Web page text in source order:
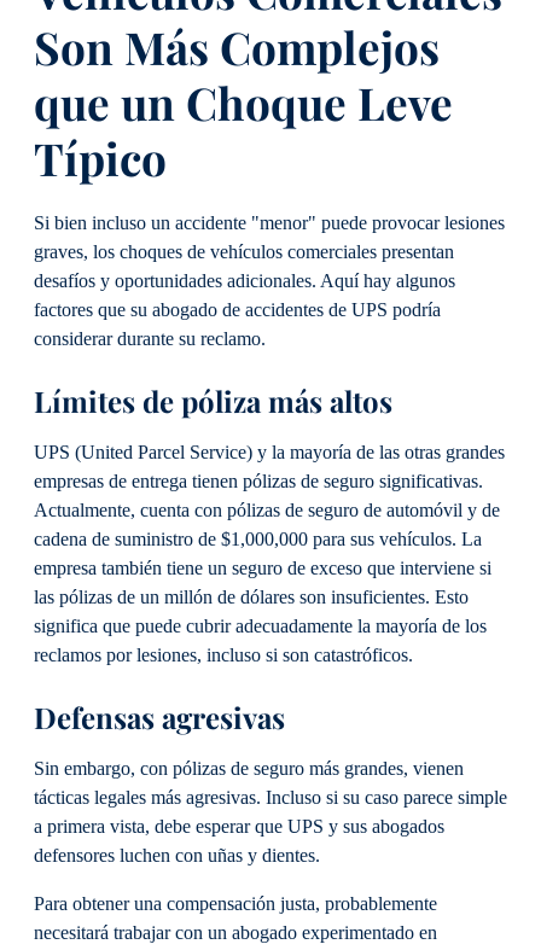
Son Más Complejos
que un Choque Leve
Típico
Si bien incluso un accidente "menor" puede provocar lesiones
graves, los choques de vehículos comerciales presentan
desafíos y oportunidades adicionales. Aquí hay algunos
factores que su abogado de accidentes de UPS podría
considerar durante su reclamo.
Límites de póliza más altos
UPS (United Parcel Service) y la mayoría de las otras grandes
empresas de entrega tienen pólizas de seguro significativas.
Actualmente, cuenta con pólizas de seguro de automóvil y de
cadena de suministro de $1,000,000 para sus vehículos. La
empresa también tiene un seguro de exceso que interviene si
las pólizas de un millón de dólares son insuficientes. Esto
significa que puede cubrir adecuadamente la mayoría de los
reclamos por lesiones, incluso si son catastróficos.
Defensas agresivas
Sin embargo, con pólizas de seguro más grandes, vienen
tácticas legales más agresivas. Incluso si su caso parece simple
a primera vista, debe esperar que UPS y sus abogados
defensores luchen con uñas y dientes.
Para obtener una compensación justa, probablemente
necesitará trabajar con un abogado experimentado en